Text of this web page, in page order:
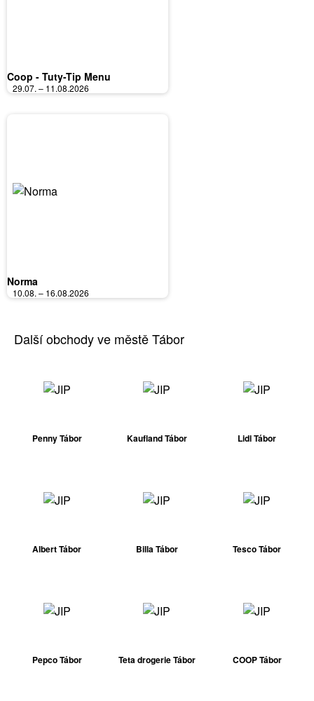
Coop - Tuty-Tip Menu
29.07. – 11.08.2026
Norma
10.08. – 16.08.2026
Další obchody ve městě Tábor
Penny Tábor Kaufland Tábor Lidl Tábor
Albert Tábor Billa Tábor Tesco Tábor
Pepco Tábor Teta drogerie Tábor COOP Tábor